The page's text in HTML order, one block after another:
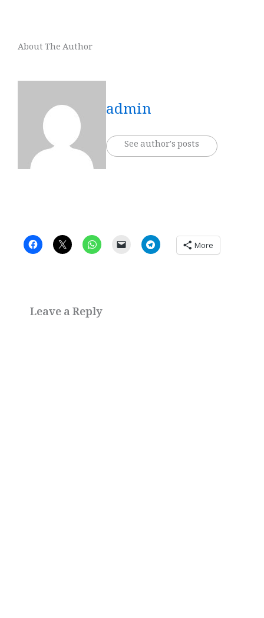
About The Author
admin
See author's posts
More
Leave a Reply